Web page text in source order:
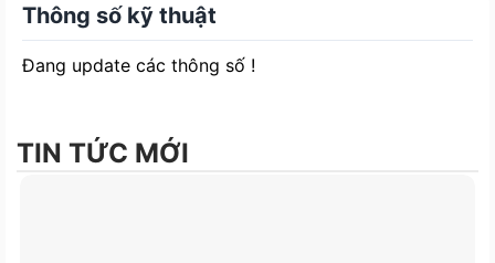
hiệu năng ổn định trong suốt quá trình sử dụng.
Tính năng tương thích cao và hỗ trợ kết
Case máy tính XIGMATEK ALPHA META EN45004
Thông số kỹ thuật
Đang update các thông số !
TIN TỨC MỚI